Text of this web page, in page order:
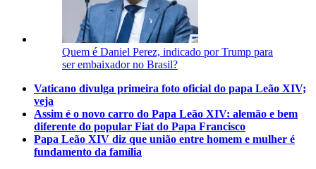
Quem é Daniel Perez, indicado por Trump para
ser embaixador no Brasil?
Vaticano divulga primeira foto oficial do papa Leão XIV;
veja
Assim é o novo carro do Papa Leão XIV: alemão e bem
diferente do popular Fiat do Papa Francisco
Papa Leão XIV diz que união entre homem e mulher é
fundamento da família